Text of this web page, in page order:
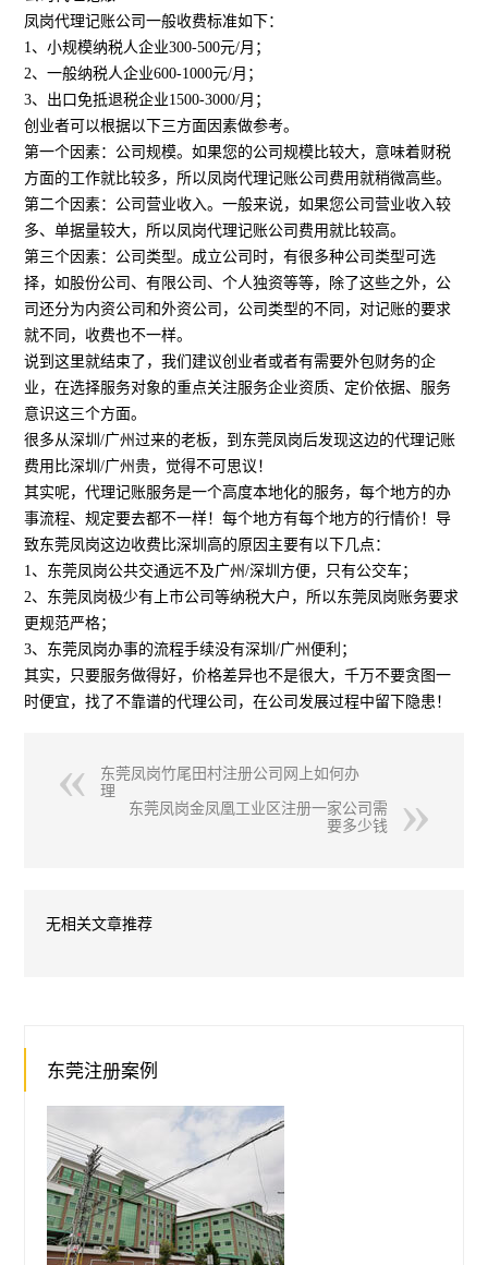
凤岗代理记账公司一般收费标准如下：
1、小规模纳税人企业300-500元/月；
2、一般纳税人企业600-1000元/月；
3、出口免抵退税企业1500-3000/月；
创业者可以根据以下三方面因素做参考。
第一个因素：公司规模。如果您的公司规模比较大，意味着财税
方面的工作就比较多，所以凤岗代理记账公司费用就稍微高些。
第二个因素：公司营业收入。一般来说，如果您公司营业收入较
多、单据量较大，所以凤岗代理记账公司费用就比较高。
第三个因素：公司类型。成立公司时，有很多种公司类型可选
择，如股份公司、有限公司、个人独资等等，除了这些之外，公
司还分为内资公司和外资公司，公司类型的不同，对记账的要求
就不同，收费也不一样。
说到这里就结束了，我们建议创业者或者有需要外包财务的企
业，在选择服务对象的重点关注服务企业资质、定价依据、服务
意识这三个方面。
很多从深圳/广州过来的老板，到东莞凤岗后发现这边的代理记账
费用比深圳/广州贵，觉得不可思议！
其实呢，代理记账服务是一个高度本地化的服务，每个地方的办
事流程、规定要去都不一样！每个地方有每个地方的行情价！导
致东莞凤岗这边收费比深圳高的原因主要有以下几点：
1、东莞凤岗公共交通远不及广州/深圳方便，只有公交车；
2、东莞凤岗极少有上市公司等纳税大户，所以东莞凤岗账务要求
更规范严格；
3、东莞凤岗办事的流程手续没有深圳/广州便利；
其实，只要服务做得好，价格差异也不是很大，千万不要贪图一
时便宜，找了不靠谱的代理公司，在公司发展过程中留下隐患！
东莞凤岗竹尾田村注册公司网上如何办
理
东莞凤岗金凤凰工业区注册一家公司需
要多少钱
无相关文章推荐
东莞注册案例